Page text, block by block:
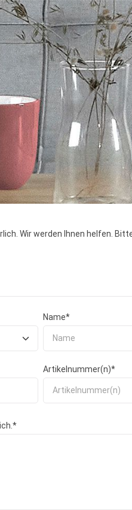
Wir werden Ihnen helfen.
Name*
Artikelnummer(n)*